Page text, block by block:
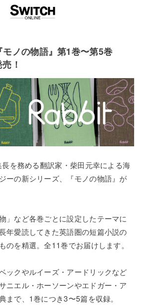
ノの物語』第1巻〜第5巻
！
長を務める翻訳家・柴田元幸による海
ーの新シリーズ、『モノの物語』が
」など各巻ごとに設定したテーマに
年愛読してきた英語圏の短篇小説の
のを精選。全11巻でお届けします。
ックやルイーズ・アードリックなど
ニエル・ホーソーンやエドガー・ア
まで、1巻につき3〜5篇を収録。